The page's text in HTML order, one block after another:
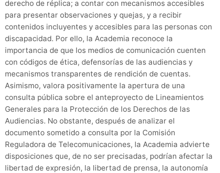
derecho de réplica; a contar con mecanismos accesibles
para presentar observaciones y quejas, y a recibir
contenidos incluyentes y accesibles para las personas con
discapacidad. Por ello, la Academia reconoce la
importancia de que los medios de comunicación cuenten
con códigos de ética, defensorías de las audiencias y
mecanismos transparentes de rendición de cuentas.
Asimismo, valora positivamente la apertura de una
consulta pública sobre el anteproyecto de Lineamientos
Generales para la Protección de los Derechos de las
Audiencias. No obstante, después de analizar el
documento sometido a consulta por la Comisión
Reguladora de Telecomunicaciones, la Academia advierte
disposiciones que, de no ser precisadas, podrían afectar la
libertad de expresión, la libertad de prensa, la autonomía